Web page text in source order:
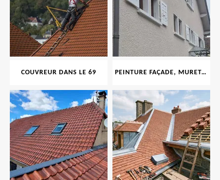
COUVREUR DANS LE 69 PEINTURE FAÇADE, MURET, TOITURE, BOISERIE, FERRONERIE, GOUTTIÈRE 69